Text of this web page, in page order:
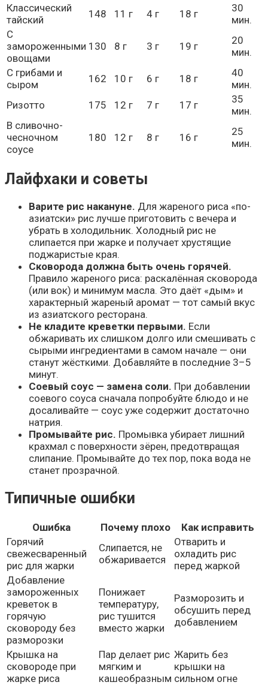
Классический
тайский
148 11 г 4 г 18 г
30
мин.
С
замороженными
овощами
130 8 г 3 г 19 г
20
мин.
С грибами и
сыром
162 10 г 6 г 18 г
40
мин.
Ризотто
175 12 г 7 г 17 г
35
мин.
В сливочно-
чесночном
соусе
180 12 г 8 г 16 г
25
мин.
Лайфхаки и советы
Варите рис накануне. Для жареного риса «по-
азиатски» рис лучше приготовить с вечера и
убрать в холодильник. Холодный рис не
слипается при жарке и получает хрустящие
поджаристые края.
Сковорода должна быть очень горячей.
Правило жареного риса: раскалённая сковорода
(или вок) и минимум масла. Это даёт «дым» и
характерный жареный аромат — тот самый вкус
из азиатского ресторана.
Не кладите креветки первыми. Если
обжаривать их слишком долго или смешивать с
сырыми ингредиентами в самом начале — они
станут жёсткими. Добавляйте в последние 3–5
минут.
Соевый соус — замена соли. При добавлении
соевого соуса сначала попробуйте блюдо и не
досаливайте — соус уже содержит достаточно
натрия.
Промывайте рис. Промывка убирает лишний
крахмал с поверхности зёрен, предотвращая
слипание. Промывайте до тех пор, пока вода не
станет прозрачной.
Типичные ошибки
Ошибка Почему плохо
Как исправить
Горячий
свежесваренный
рис для жарки
Слипается, не
обжаривается
Отварить и
охладить рис
перед жаркой
Добавление
замороженных
креветок в
горячую
сковороду без
разморозки
Понижает
температуру,
рис тушится
вместо жарки
Разморозить и
обсушить перед
добавлением
Крышка на
сковороде при
жарке риса
Пар делает рис
мягким и
кашеобразным
Жарить без
крышки на
сильном огне